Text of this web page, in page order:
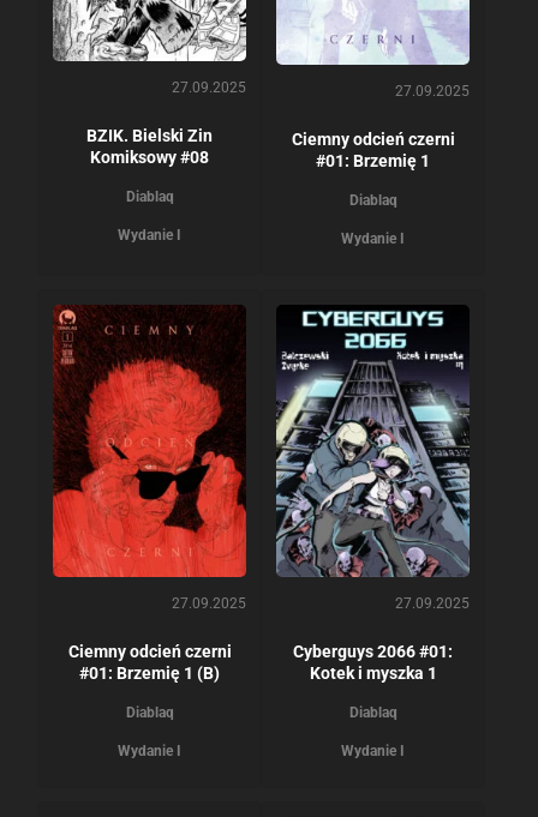
27.09.2025
BZIK. Bielski Zin
Komiksowy #08
Diablaq
Wydanie I
27.09.2025
Ciemny odcień czerni
#01: Brzemię 1
Diablaq
Wydanie I
27.09.2025
Ciemny odcień czerni
#01: Brzemię 1 (B)
Diablaq
Wydanie I
27.09.2025
Cyberguys 2066 #01:
Kotek i myszka 1
Diablaq
Wydanie I